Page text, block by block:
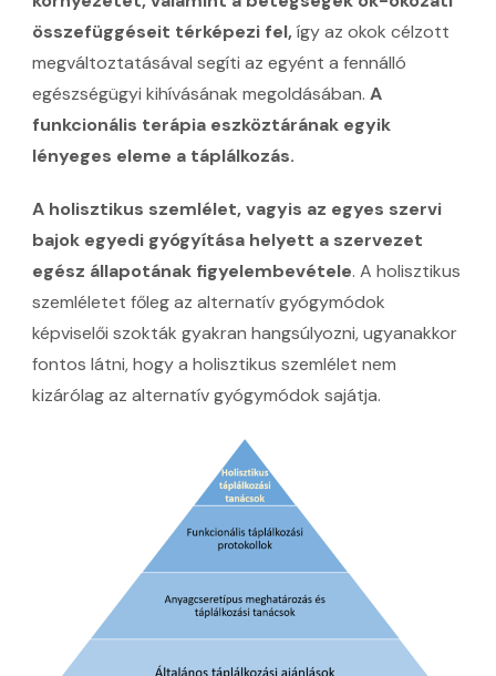
összefüggéseit térképezi fel,így az okok célzott
megváltoztatásával segíti az egyént a fennálló
egészségügyi kihívásának megoldásában. A
funkcionális terápia eszköztárának egyik
lényeges eleme a táplálkozás.
A holisztikus szemlélet, vagyis az egyes szervi
bajok egyedi gyógyítása helyett a szervezet
egész állapotának figyelembevétele. A holisztikus
szemléletet főleg az alternatív gyógymódok
képviselői szokták gyakran hangsúlyozni, ugyanakkor
fontos látni, hogy a holisztikus szemlélet nem
kizárólag az alternatív gyógymódok sajátja.